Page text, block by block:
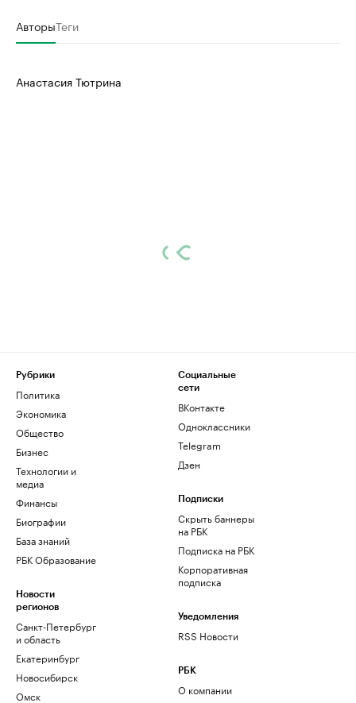
АвторыТеги
Анастасия Тютрина
Рубрики
Политика
Экономика
Общество
Бизнес
Технологии и
медиа
Финансы
Биографии
База знаний
РБК Образование
Новости
регионов
Санкт-Петербург
и область
Екатеринбург
Новосибирск
Омск
Социальные
сети
ВКонтакте
Одноклассники
Telegram
Дзен
Подписки
Скрыть баннеры
на РБК
Подписка на РБК
Корпоративная
подписка
Уведомления
RSS Новости
РБК
О компании